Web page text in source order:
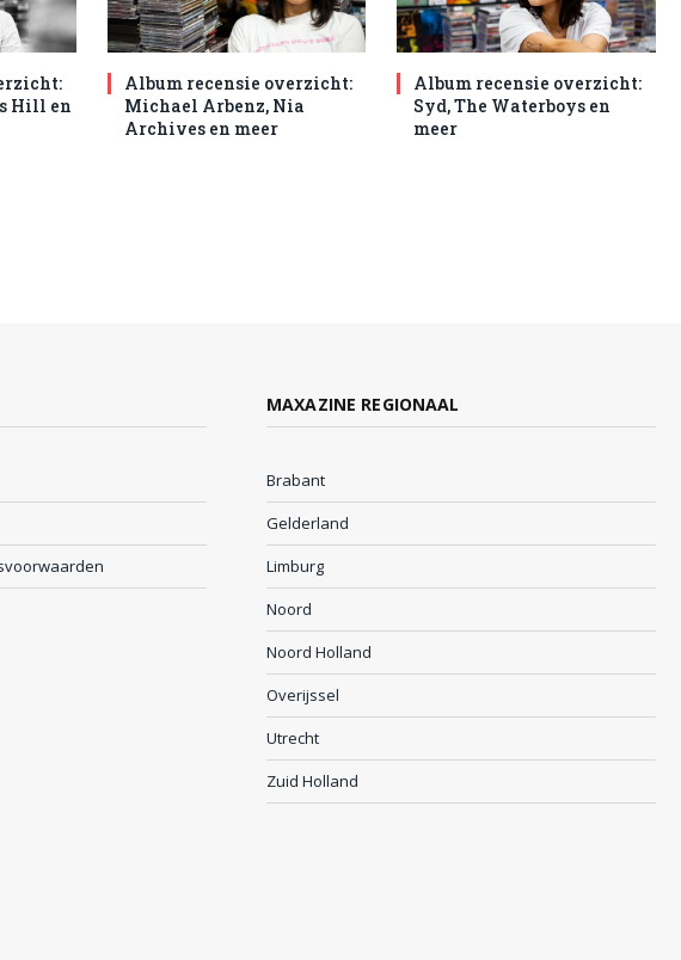
Hill en
Album recensie overzicht:
Michael Arbenz, Nia
Archives en meer
Album recensie overzicht:
Syd, The Waterboys en
meer
MAXAZINE REGIONAAL
Brabant
Gelderland
Limburg
Noord
Noord Holland
Overijssel
Utrecht
Zuid Holland